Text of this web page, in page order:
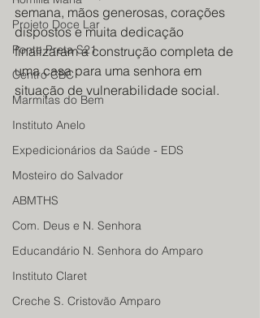
Projeto Doce Lar
Ponte Preta S21
Centro CBC
Marmitas do Bem
Instituto Anelo
Expedicionários da Saúde - EDS
Mosteiro do Salvador
ABMTHS
Com. Deus e N. Senhora
Educandário N. Senhora do Amparo
Instituto Claret
Creche S. Cristovão Amparo
semana, mãos generosas, corações
dispostos e muita dedicação
finalizaram a construção completa de
uma casa para uma senhora em
situação de vulnerabilidade social.